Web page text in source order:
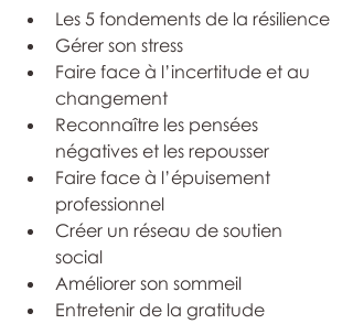
Les 5 fondements de la résilience
Gérer son stress
Faire face à l’incertitude et au
changement
Reconnaître les pensées
négatives et les repousser
Faire face à l’épuisement
professionnel
Créer un réseau de soutien
social
Améliorer son sommeil
Entretenir de la gratitude